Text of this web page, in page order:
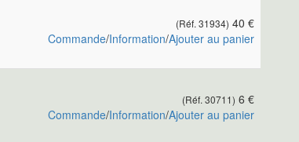
(Réf. 31934) 40 €
Commande/Information/Ajouter au panier
(Réf. 30711) 6 €
Commande/Information/Ajouter au panier